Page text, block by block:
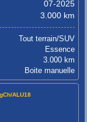
07-2025
3.000 km
Tout terrain/SUV
Essence
3.000 km
Boite manuelle
ALU18